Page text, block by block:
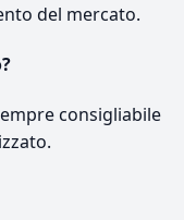
del mercato.
consigliabile